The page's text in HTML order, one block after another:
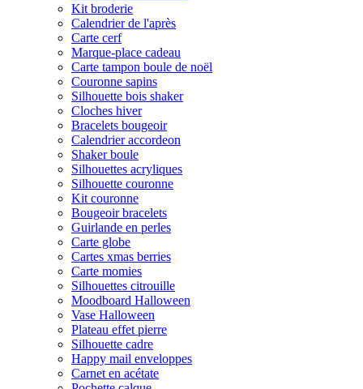
Kit broderie
Calendrier de l'après
Carte cerf
Marque-place cadeau
Carte tampon boule de noël
Couronne sapins
Silhouette bois shaker
Cloches hiver
Bracelets bougeoir
Calendrier accordeon
Shaker boule
Silhouettes acryliques
Silhouette couronne
Kit couronne
Bougeoir bracelets
Guirlande en perles
Carte globe
Cartes xmas berries
Carte momies
Silhouettes citrouille
Moodboard Halloween
Vase Halloween
Plateau effet pierre
Silhouette cadre
Happy mail enveloppes
Carnet en acétate